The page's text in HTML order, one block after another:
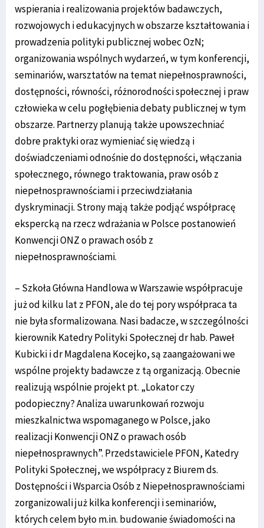
wspierania i realizowania projektów badawczych,
rozwojowych i edukacyjnych w obszarze kształtowania i
prowadzenia polityki publicznej wobec OzN;
organizowania wspólnych wydarzeń, w tym konferencji,
seminariów, warsztatów na temat niepełnosprawności,
dostępności, równości, różnorodności społecznej i praw
człowieka w celu pogłębienia debaty publicznej w tym
obszarze. Partnerzy planują także upowszechniać
dobre praktyki oraz wymieniać się wiedzą i
doświadczeniami odnośnie do dostępności, włączania
społecznego, równego traktowania, praw osób z
niepełnosprawnościami i przeciwdziałania
dyskryminacji. Strony mają także podjąć współpracę
ekspercką na rzecz wdrażania w Polsce postanowień
Konwencji ONZ o prawach osób z
niepełnosprawnościami.
– Szkoła Główna Handlowa w Warszawie współpracuje
już od kilku lat z PFON, ale do tej pory współpraca ta
nie była sformalizowana. Nasi badacze, w szczególności
kierownik Katedry Polityki Społecznej dr hab. Paweł
Kubicki i dr Magdalena Kocejko, są zaangażowani we
wspólne projekty badawcze z tą organizacją. Obecnie
realizują wspólnie projekt pt. „Lokator czy
podopieczny? Analiza uwarunkowań rozwoju
mieszkalnictwa wspomaganego w Polsce, jako
realizacji Konwencji ONZ o prawach osób
niepełnosprawnych”. Przedstawiciele PFON, Katedry
Polityki Społecznej, we współpracy z Biurem ds.
Dostępności i Wsparcia Osób z Niepełnosprawnościami
zorganizowali już kilka konferencji i seminariów,
których celem było m.in. budowanie świadomości na